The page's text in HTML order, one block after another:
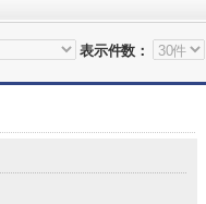
表示件数：